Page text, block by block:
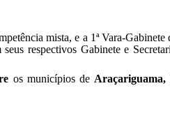
mista, e a 1ª Vara-
respectivos Gabinete e
os municípios de